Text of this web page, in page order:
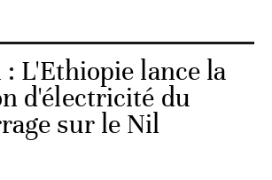
: L'Ethiopie lance la
d'électricité du
sur le Nil